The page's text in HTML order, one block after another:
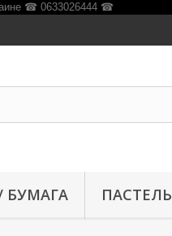
БУМАГА ПАСТЕЛЬ